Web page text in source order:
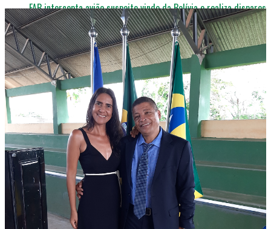
FAB intercepta avião suspeito vindo da Bolívia e realiza disparos
para forçar pouso
INÍCIO
SOBRE
CONTATOS
RONDÔNIA 24 H © Since 2017 - 2026 Criado e Desenvolvido
Por Mídia Mix Digital (69) 99320-9377 / 98126-2993